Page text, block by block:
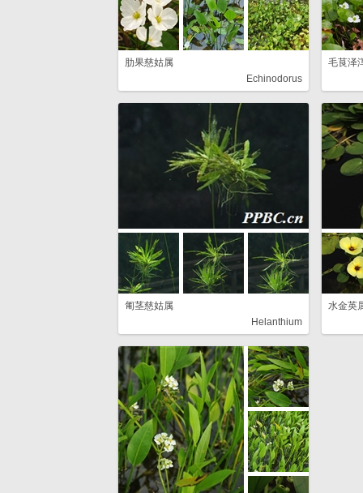
肋果慈姑属
Echinodorus
毛茛泽
匍茎慈姑属
Helanthium
水金英